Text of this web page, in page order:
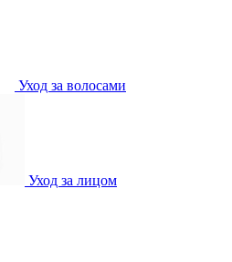
Уход за волосами
Уход за лицом